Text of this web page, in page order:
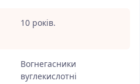
10 років.
Вогнегасники
вуглекислотні